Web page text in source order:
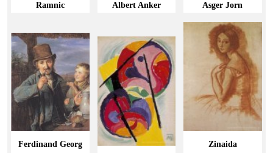
Ramnic
Albert Anker Asger Jorn
Ferdinand Georg
Zinaida